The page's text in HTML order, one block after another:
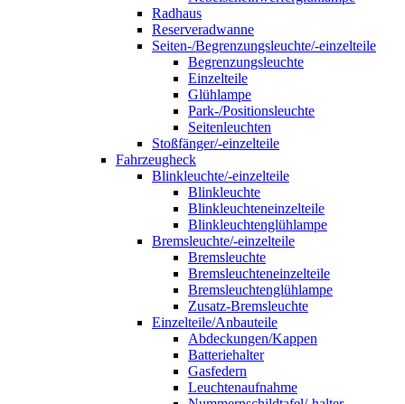
Radhaus
Reserveradwanne
Seiten-/Begrenzungsleuchte/-einzelteile
Begrenzungsleuchte
Einzelteile
Glühlampe
Park-/Positionsleuchte
Seitenleuchten
Stoßfänger/-einzelteile
Fahrzeugheck
Blinkleuchte/-einzelteile
Blinkleuchte
Blinkleuchteneinzelteile
Blinkleuchtenglühlampe
Bremsleuchte/-einzelteile
Bremsleuchte
Bremsleuchteneinzelteile
Bremsleuchtenglühlampe
Zusatz-Bremsleuchte
Einzelteile/Anbauteile
Abdeckungen/Kappen
Batteriehalter
Gasfedern
Leuchtenaufnahme